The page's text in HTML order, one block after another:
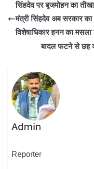
सिंहदेव पर बृजमोहन का
मंत्री सिंहदेव अब सरकार का
विशेषाधिकार हनन का
बादल फटने से छह
Admin
Reporter